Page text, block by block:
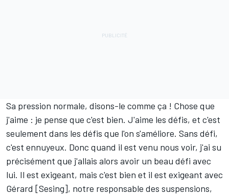
Sa pression normale, disons-le comme ça ! Chose que
j'aime : je pense que c'est bien. J'aime les défis, et c'est
seulement dans les défis que l'on s'améliore. Sans défi,
c'est ennuyeux. Donc quand il est venu nous voir, j'ai su
précisément que j'allais alors avoir un beau défi avec
lui. Il est exigeant, mais c'est bien et il est exigeant avec
Gérard [Sesing], notre responsable des suspensions,